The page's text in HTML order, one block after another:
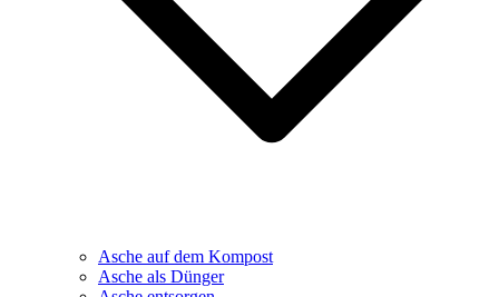
Asche auf dem Kompost
Asche als Dünger